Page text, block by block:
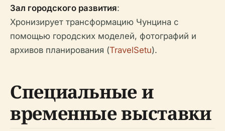
Зал городского развития:
Хронизирует трансформацию Чунцина с
помощью городских моделей, фотографий и
архивов планирования (TravelSetu).
Специальные и
временные выставки